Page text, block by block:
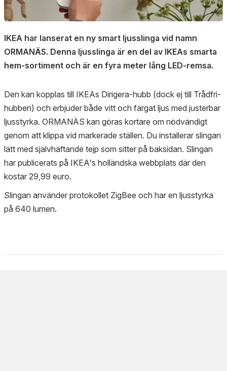
IKEA har lanserat en ny smart ljusslinga vid namn
ORMANÄS. Denna ljusslinga är en del av IKEAs smarta
hem-sortiment och är en fyra meter lång LED-remsa.
Den kan kopplas till IKEAs Dirigera-hubb (dock ej till Trådfri-
hubben) och erbjuder både vitt och färgat ljus med justerbar
ljusstyrka. ORMANÄS kan göras kortare om nödvändigt
genom att klippa vid markerade ställen. Du installerar slingan
lätt med självhäftande tejp som sitter på baksidan. Slingan
har publicerats på IKEA's holländska webbplats där den
kostar 29,99 euro​.
Slingan använder protokollet ZigBee och har en ljusstyrka
på 640 lumen.